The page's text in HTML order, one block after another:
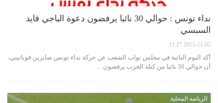
نداء تونس : حوالي 30 نائبا يرفضون دعوة الباجي قايد
السبسي
2015-11-02 11:27
أكد اليوم النائبة في مجلس نواب الشعب عن حركة نداء تونس صابرين قوباتيني،
أن حوالي 30 نائبا من كتلة الحزب يرفضون…
الرياضة المحلية